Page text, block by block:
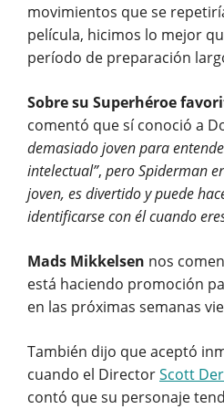
movimientos que se
película, hicimos lo mejor
período de preparación
Sobre su Superhéroe
comentó que sí conoció a
demasiado joven para
intelectual”, pero Spiderman
joven, es divertido y puede
identificarse con él cuando
Mads Mikkelsen nos
está haciendo promoción
en las próximas semanas
También dijo que aceptó
cuando el DirectorScott
contó que su personaje